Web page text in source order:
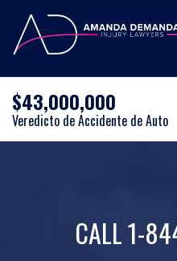
$43,000,000
Veredicto de Accidente de Auto
CALL 1-